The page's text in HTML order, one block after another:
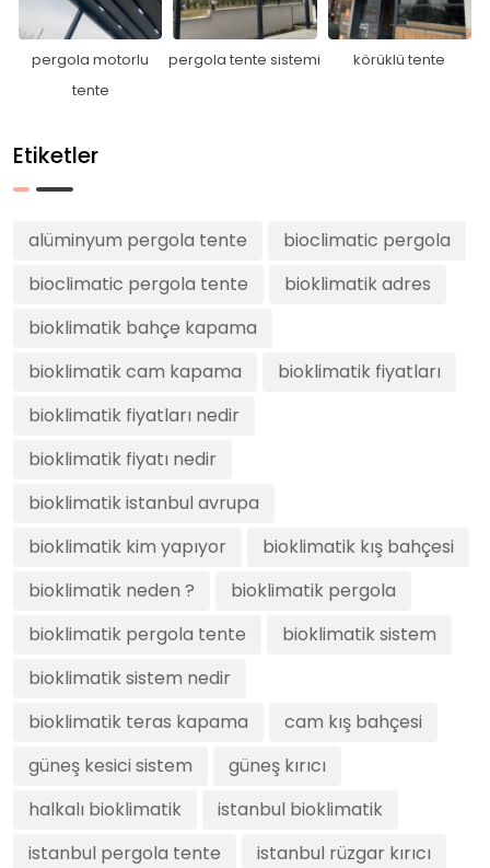
pergola motorlu
tente
pergola tente sistemi körüklü tente
Etiketler
alüminyum pergola tente
bioclimatic pergola
bioclimatic pergola tente
bioklimatik adres
bioklimatik bahçe kapama
bioklimatik cam kapama
bioklimatik fiyatları
bioklimatik fiyatları nedir
bioklimatik fiyatı nedir
bioklimatik istanbul avrupa
bioklimatik kim yapıyor
bioklimatik kış bahçesi
bioklimatik neden ?
bioklimatik pergola
bioklimatik pergola tente
bioklimatik sistem
bioklimatik sistem nedir
bioklimatik teras kapama
cam kış bahçesi
güneş kesici sistem
güneş kırıcı
halkalı bioklimatik
istanbul bioklimatik
istanbul pergola tente
istanbul rüzgar kırıcı